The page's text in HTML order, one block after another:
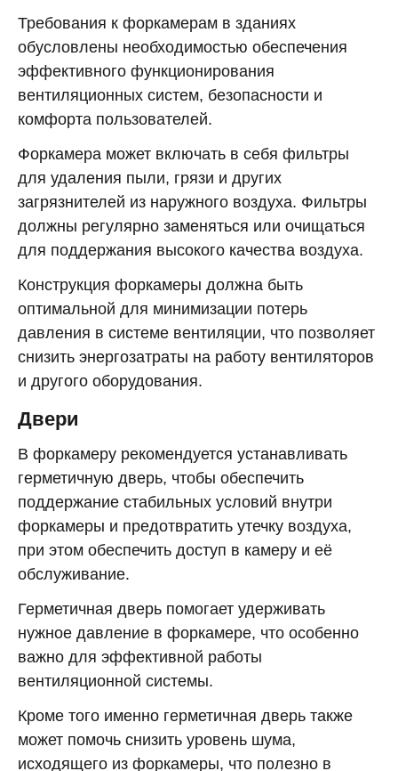
Требования к форкамерам в зданиях
обусловлены необходимостью обеспечения
эффективного функционирования
вентиляционных систем, безопасности и
комфорта пользователей.
Форкамера может включать в себя фильтры
для удаления пыли, грязи и других
загрязнителей из наружного воздуха. Фильтры
должны регулярно заменяться или очищаться
для поддержания высокого качества воздуха.
Конструкция форкамеры должна быть
оптимальной для минимизации потерь
давления в системе вентиляции, что позволяет
снизить энергозатраты на работу вентиляторов
и другого оборудования.
Двери
В форкамеру рекомендуется устанавливать
герметичную дверь, чтобы обеспечить
поддержание стабильных условий внутри
форкамеры и предотвратить утечку воздуха,
при этом обеспечить доступ в камеру и её
обслуживание.
Герметичная дверь помогает удерживать
нужное давление в форкамере, что особенно
важно для эффективной работы
вентиляционной системы.
Кроме того именно герметичная дверь также
может помочь снизить уровень шума,
исходящего из форкамеры, что полезно в